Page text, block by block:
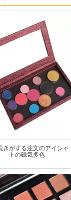
きがする注文のアイシャ
トの磁気多色